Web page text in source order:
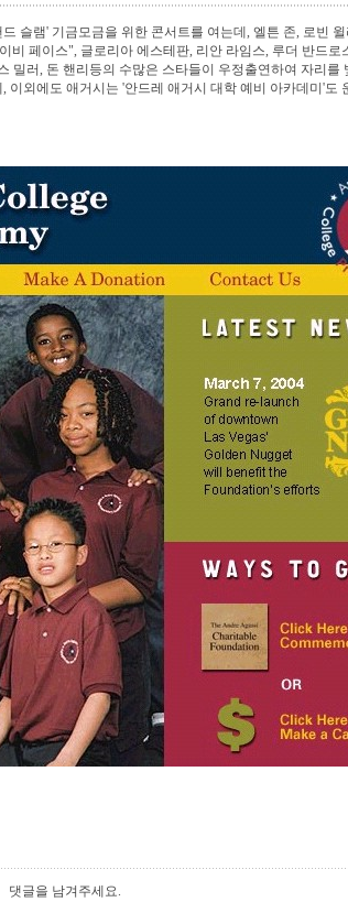
슬램' 기금모금을 위한 콘서트를 여는데, 엘튼 존, 로빈
비 페이스", 글로리아 에스테판, 리안 라임스, 루더 반드로
밀러, 돈 핸리등의 수많은 스타들이 우정출연하여 자리를
외에도 애거시는 '안드레 애거시 대학 예비 아카데미'도
댓글을 남겨주세요.